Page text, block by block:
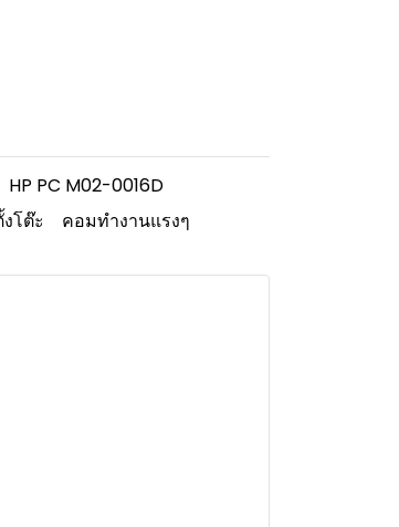
HP PC M02-0016D
โต๊ะ
คอมทำงานแรงๆ